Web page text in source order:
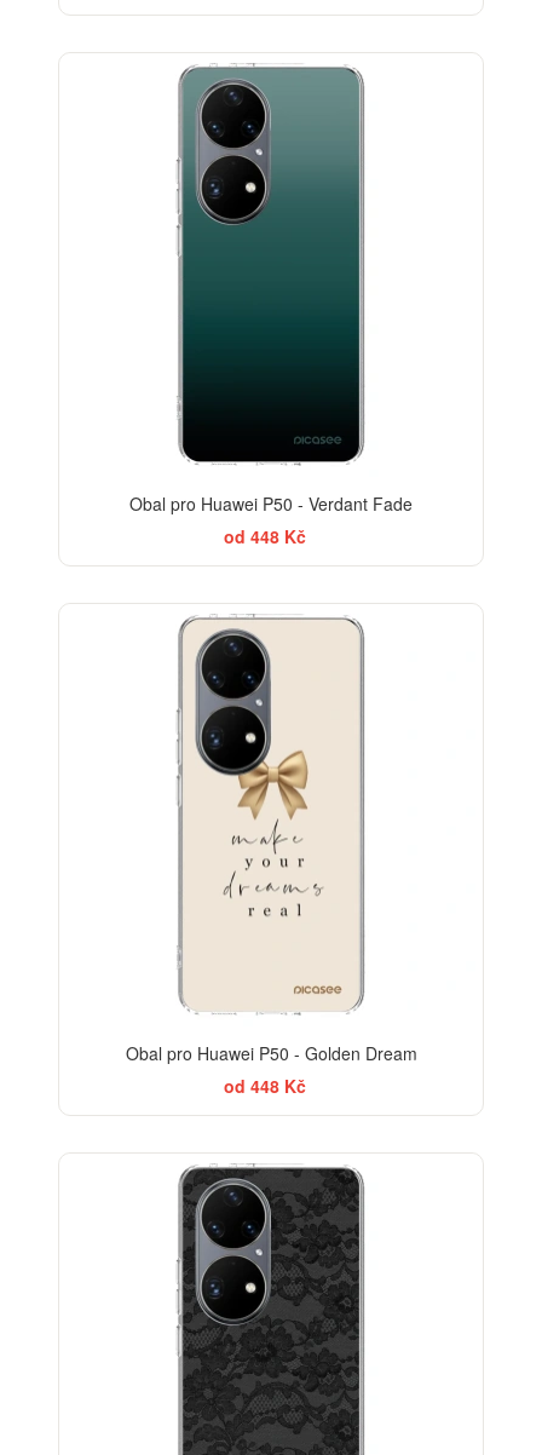
Obal pro Huawei P50 - Verdant Fade
od 448 Kč
Obal pro Huawei P50 - Golden Dream
od 448 Kč